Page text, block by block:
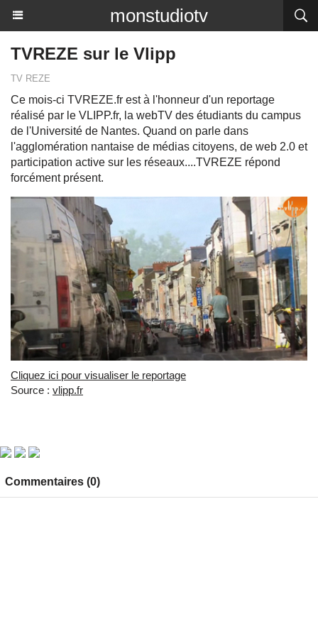
monstudiotv
TVREZE sur le Vlipp
TV REZE
Ce mois-ci TVREZE.fr est à l'honneur d'un reportage
réalisé par le VLIPP.fr, la webTV des étudiants du campus
de l'Université de Nantes. Quand on parle dans
l'agglomération nantaise de médias citoyens, de web 2.0 et
participation active sur les réseaux....TVREZE répond
forcément présent.
Cliquez ici pour visualiser le reportage
Source : vlipp.fr
Commentaires (0)